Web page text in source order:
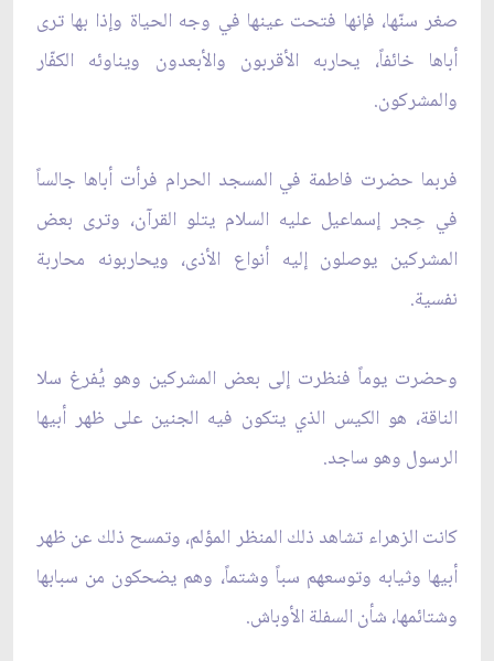
صغر سنّها، فإنها فتحت عينها في وجه الحياة وإذا بها ترى
أباها خائفاً، يحاربه الأقربون والأبعدون ويناوئه الكفّار
والمشركون.
فربما حضرت فاطمة في المسجد الحرام فرأت أباها جالساً
في حِجر إسماعيل عليه السلام يتلو القرآن، وترى بعض
المشركين يوصلون إليه أنواع الأذى، ويحاربونه محاربة
نفسية.
وحضرت يوماً فنظرت إلى بعض المشركين وهو يُفرغ سلا
الناقة، هو الكيس الذي يتكون فيه الجنين على ظهر أبيها
الرسول وهو ساجد.
كانت الزهراء تشاهد ذلك المنظر المؤلم، وتمسح ذلك عن ظهر
أبيها وثيابه وتوسعهم سباً وشتماً، وهم يضحكون من سبابها
وشتائمها، شأن السفلة الأوباش.